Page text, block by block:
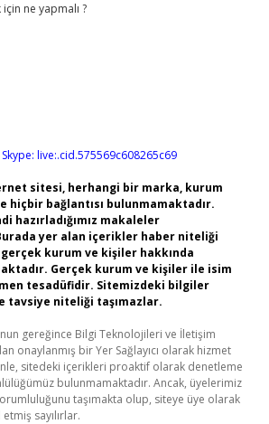
ne yapmalı ?
Skype: live:.cid.575569c608265c69
sitesi, herhangi bir marka, kurum
hiçbir bağlantısı bulunmamaktadır.
hazırladığımız makaleler
yer alan içerikler haber niteliği
kurum ve kişiler hakkında
Gerçek kurum ve kişiler ile isim
tesadüfidir. Sitemizdeki bilgiler
tavsiye niteliği taşımazlar.
gereğince Bilgi Teknolojileri ve İletişim
onaylanmış bir Yer Sağlayıcı olarak hizmet
sitedeki içerikleri proaktif olarak denetleme
bulunmamaktadır. Ancak, üyelerimiz
taşımakta olup, siteye üye olarak
sayılırlar.